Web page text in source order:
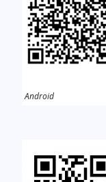
Android